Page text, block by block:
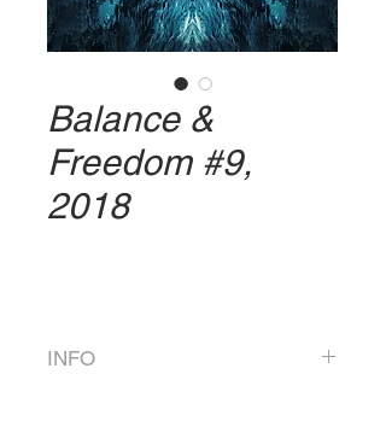
Balance &
Freedom #9,
2018
INFO